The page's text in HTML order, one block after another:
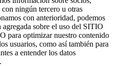
ningún tercero u otras
con anterioridad, podemos
sobre el uso del SITIO
para optimizar nuestro contenido
usuarios, como así también para
a entender los datos